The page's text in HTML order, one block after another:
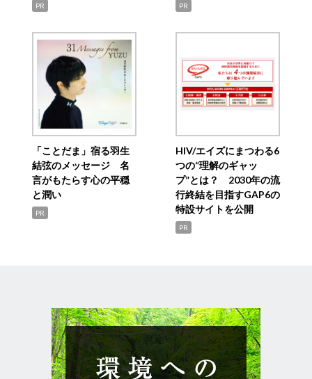
PR PR
「ことだま」宿る羽生
結弦のメッセージ 名
言がもたらす心の平穏
と潤い
PR
HIV/エイズにまつわる6
つの“理解のギャッ
プ”とは？ 2030年の流
行終結を目指すGAP6の
特設サイトを公開
PR